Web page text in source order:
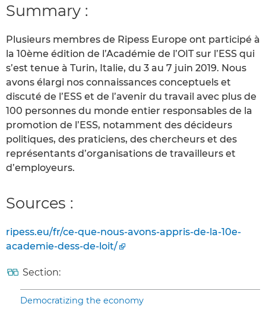
Summary :
Plusieurs membres de Ripess Europe ont participé à
la 10ème édition de l’Académie de l’OIT sur l’ESS qui
s’est tenue à Turin, Italie, du 3 au 7 juin 2019. Nous
avons élargi nos connaissances conceptuels et
discuté de l’ESS et de l’avenir du travail avec plus de
100 personnes du monde entier responsables de la
promotion de l’ESS, notamment des décideurs
politiques, des praticiens, des chercheurs et des
représentants d’organisations de travailleurs et
d’employeurs.
Sources :
ripess.eu/fr/ce-que-nous-avons-appris-de-la-10e-
academie-dess-de-loit/
Section:
Democratizing the economy